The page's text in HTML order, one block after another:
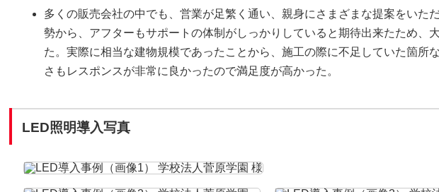
多くの販売会社の中でも、営業が足繁く通い、親身にさまざまな提案をいた
勢から、アフターもサポートの体制がしっかりしていると期待出来たため、
た。実際に相当な建物規模であったことから、施工の際に不足していた箇所
さもレスポンスが非常に良かったので満足度が高かった。
LED照明導入写真